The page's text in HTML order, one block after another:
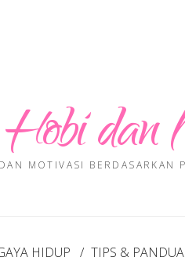
dan
MOTIVASI BERDASARKAN
HIDUP TIPS &